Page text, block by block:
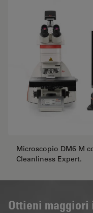
Microscopio DM6 M
Cleanliness Expert.
Ottieni